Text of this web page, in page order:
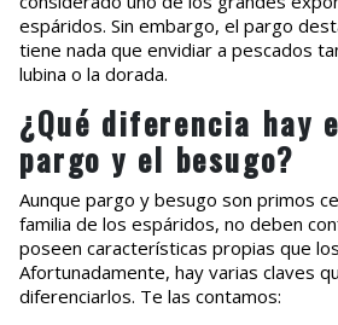
espáridos. Sin embargo, el pargo
tiene nada que envidiar a pescados
lubina o la dorada.
¿Qué diferencia hay
pargo y el besugo?
Aunque pargo y besugo son primos
familia de los espáridos, no deben
poseen características propias que
Afortunadamente, hay varias claves
diferenciarlos. Te las contamos: